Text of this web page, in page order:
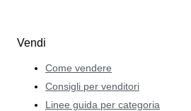
Vendi
Come vendere
Consigli per venditori
Linee guida per categoria